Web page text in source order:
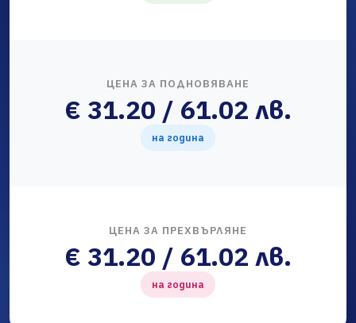
ЦЕНА ЗА ПОДНОВЯВАНЕ
€ 31.20 / 61.02 лв.
на година
ЦЕНА ЗА ПРЕХВЪРЛЯНЕ
€ 31.20 / 61.02 лв.
на година